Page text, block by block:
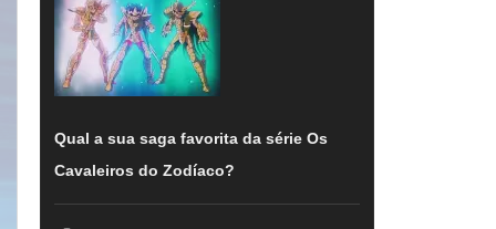
Qual a sua saga favorita da série Os
Cavaleiros do Zodíaco?